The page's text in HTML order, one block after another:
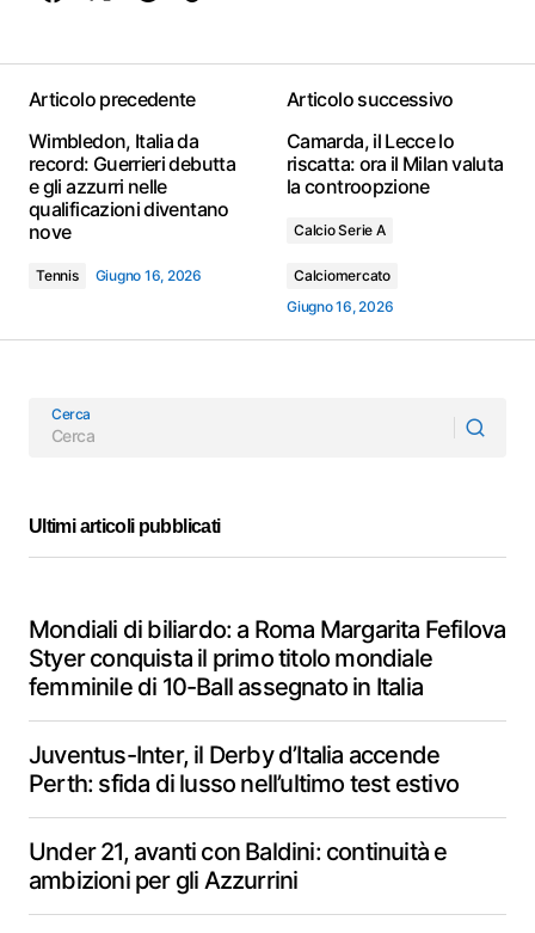
Articolo precedente
Wimbledon, Italia da
record: Guerrieri debutta
e gli azzurri nelle
qualificazioni diventano
nove
Tennis Giugno 16, 2026
Articolo successivo
Camarda, il Lecce lo
riscatta: ora il Milan valuta
la controopzione
Calcio Serie A
Calciomercato
Giugno 16, 2026
Cerca
Ultimi articoli pubblicati
Mondiali di biliardo: a Roma Margarita Fefilova
Styer conquista il primo titolo mondiale
femminile di 10-Ball assegnato in Italia
Juventus-Inter, il Derby d’Italia accende
Perth: sfida di lusso nell’ultimo test estivo
Under 21, avanti con Baldini: continuità e
ambizioni per gli Azzurrini